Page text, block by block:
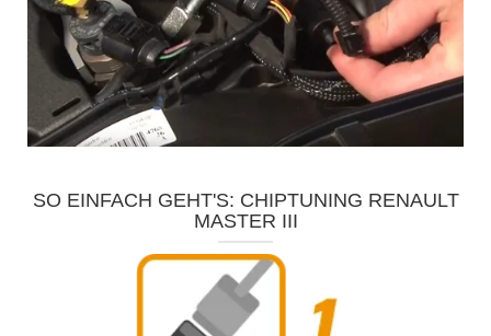
SO EINFACH GEHT'S: CHIPTUNING RENAULT
MASTER III